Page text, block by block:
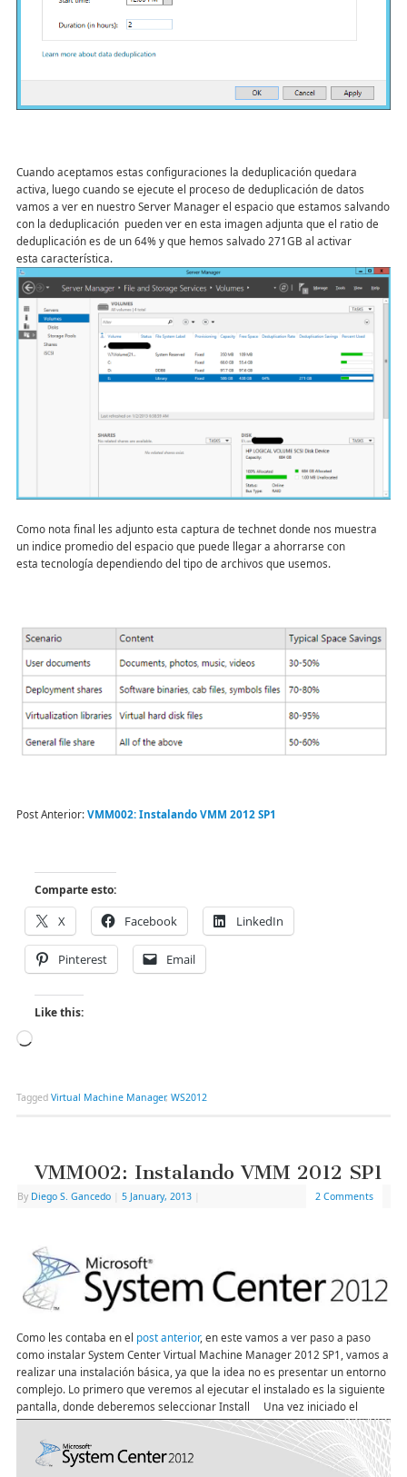
Cuando aceptamos estas configuraciones la deduplicación quedara
activa, luego cuando se ejecute el proceso de deduplicación de datos
vamos a ver en nuestro Server Manager el espacio que estamos salvando
con la deduplicación pueden ver en esta imagen adjunta que el ratio de
deduplicación es de un 64% y que hemos salvado 271GB al activar
esta característica.
Como nota final les adjunto esta captura de technet donde nos muestra
un indice promedio del espacio que puede llegar a ahorrarse con
esta tecnología dependiendo del tipo de archivos que usemos.
Post Anterior:VMM002: Instalando VMM 2012 SP1
Comparte esto:
X Facebook LinkedIn
Pinterest Email
Like this:
Tagged Virtual Machine Manager, WS2012
VMM002: Instalando VMM 2012 SP1
By Diego S. Gancedo 5 January, 2013 2 Comments
Como les contaba en el post anterior, en este vamos a ver paso a paso
como instalar System Center Virtual Machine Manager 2012 SP1, vamos a
realizar una instalación básica, ya que la idea no es presentar un entorno
complejo. Lo primero que veremos al ejecutar el instalado es la siguiente
pantalla, donde deberemos seleccionar Install
Una vez iniciado el